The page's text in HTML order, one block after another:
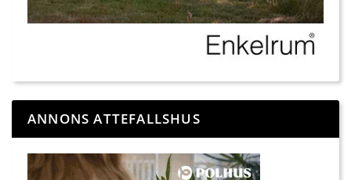
ANNONS ATTEFALLSHUS